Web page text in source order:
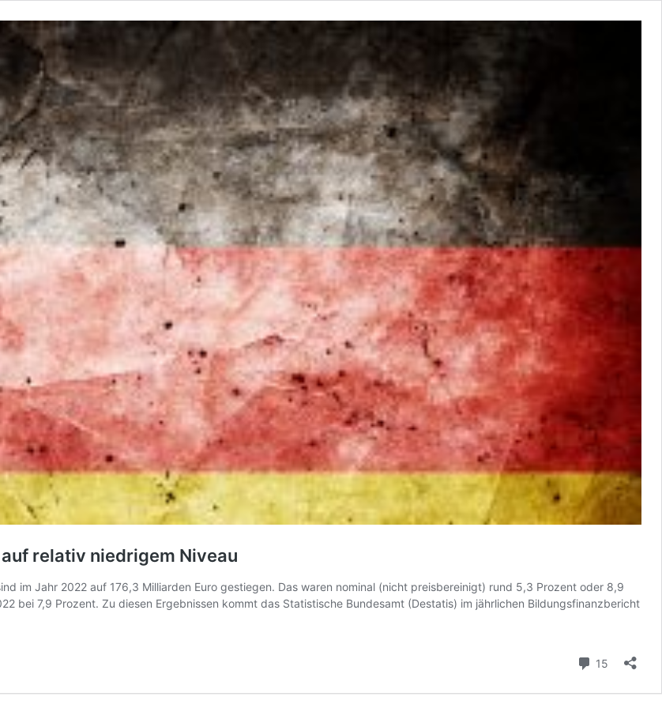
relativ niedrigem Niveau
im Jahr 2022 auf 176,3 Milliarden Euro gestiegen. Das waren nominal (nicht preisbereinigt) rund 5,3 Prozent oder 8,9
bei 7,9 Prozent. Zu diesen Ergebnissen kommt das Statistische Bundesamt (Destatis) im jährlichen Bildungsfinanzbericht
15